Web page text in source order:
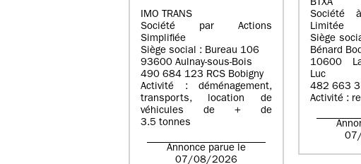
IMO TRANS
Société par Actions
Simplifiée
Siège social : Bureau 106
93600 Aulnay-sous-Bois
490 684 123 RCS Bobigny
Activité : déménagement,
transports, location de
véhicules de + de
3.5 tonnes
Annonce parue le
07/08/2026
BTXA
Société
Limitée
Siège
Bénard
10600
Luc
482 663
Activité :